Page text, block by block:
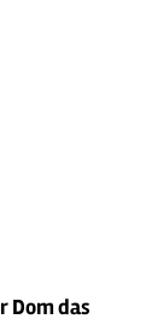
Dom das